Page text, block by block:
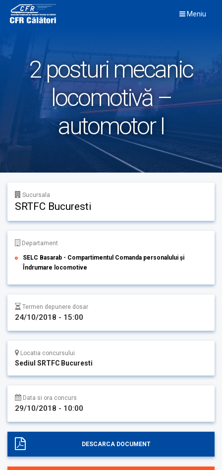
content
Meniu
2 posturi mecanic
locomotivă –
automotor I
Sucursala
SRTFC Bucuresti
Departament
SELC Basarab - Compartimentul Comanda personalului și
Îndrumare locomotive
Termen depunere dosar
24/10/2018 - 15:00
Locatia concursului
Sediul SRTFC Bucuresti
Data si ora concurs
29/10/2018 - 10:00
DESCARCA DOCUMENT